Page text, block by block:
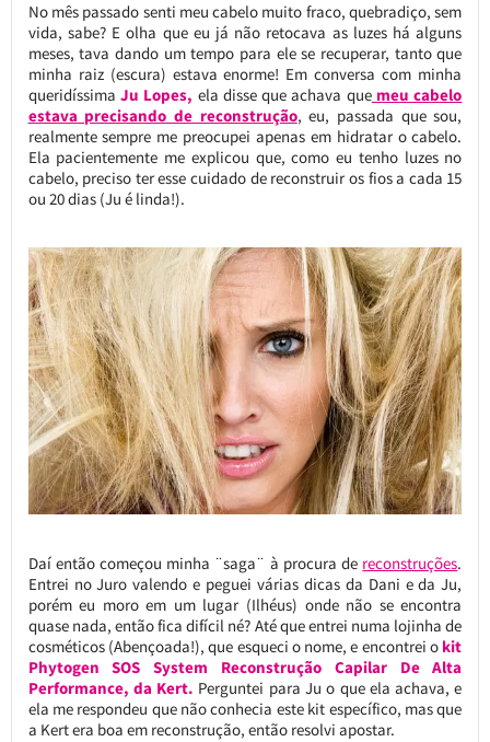
No mês passado senti meu cabelo muito fraco, quebradiço, sem
vida, sabe? E olha que eu já não retocava as luzes há alguns
meses, tava dando um tempo para ele se recuperar, tanto que
minha raiz (escura) estava enorme! Em conversa com minha
queridíssima Ju Lopes, ela disse que achava quemeu cabelo
estava precisando de reconstrução, eu, passada que sou,
realmente sempre me preocupei apenas em hidratar o cabelo.
Ela pacientemente me explicou que, como eu tenho luzes no
cabelo, preciso ter esse cuidado de reconstruir os fios a cada 15
ou 20 dias (Ju é linda!).
Daí então começou minha ¨saga¨ à procura de reconstruções.
Entrei no Juro valendo e peguei várias dicas da Dani e da Ju,
porém eu moro em um lugar (Ilhéus) onde não se encontra
quase nada, então fica difícil né? Até que entrei numa lojinha de
cosméticos (Abençoada!), que esqueci o nome, e encontrei o kit
Phytogen SOS System Reconstrução Capilar De Alta
Performance, da Kert. Perguntei para Ju o que ela achava, e
ela me respondeu que não conhecia este kit específico, mas que
a Kert era boa em reconstrução, então resolvi apostar.